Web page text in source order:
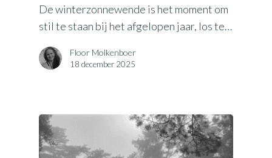
De winterzonnewende is het moment om
stil te staan bij het afgelopen jaar, los te…
Floor Molkenboer
18 december 2025